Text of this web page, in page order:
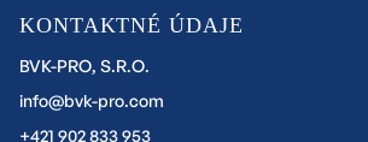
KONTAKTNÉ ÚDAJE
BVK-PRO, S.R.O.
info@bvk-pro.com
+421 902 833 953